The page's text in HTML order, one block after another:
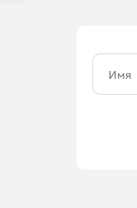
Имя